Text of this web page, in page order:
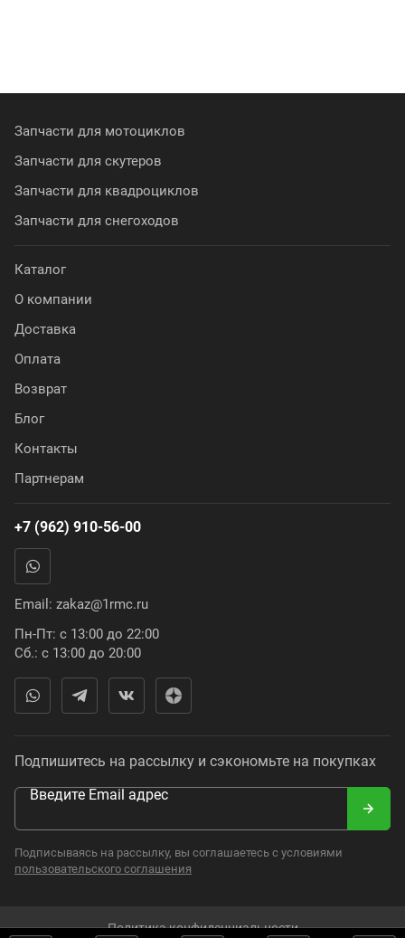
Запчасти для мотоциклов
Запчасти для скутеров
Запчасти для квадроциклов
Запчасти для снегоходов
Каталог
О компании
Доставка
Оплата
Возврат
Блог
Контакты
Партнерам
+7 (962) 910-56-00
Email: zakaz@1rmc.ru
Пн-Пт: с 13:00 до 22:00
Сб.: с 13:00 до 20:00
Подпишитесь на рассылку и сэкономьте на покупках
Введите Email адрес
Подписываясь на рассылку, вы соглашаетесь с условиями
пользовательского соглашения
Политика конфиденциальности